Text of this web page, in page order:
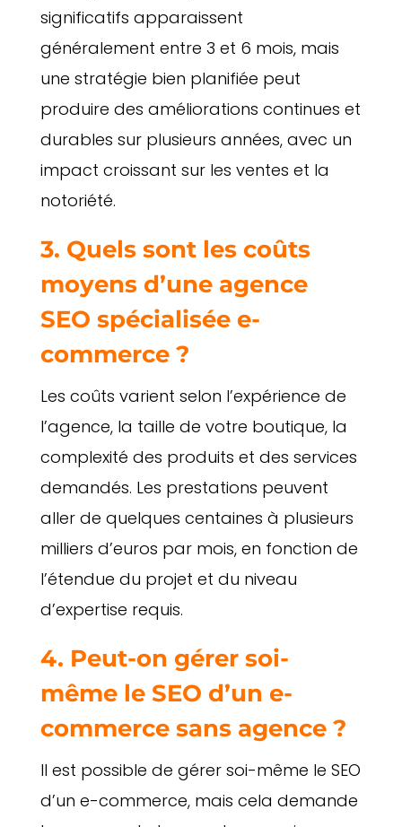
significatifs apparaissent
généralement entre 3 et 6 mois, mais
une stratégie bien planifiée peut
produire des améliorations continues et
durables sur plusieurs années, avec un
impact croissant sur les ventes et la
notoriété.
3. Quels sont les coûts
moyens d’une agence
SEO spécialisée e-
commerce ?
Les coûts varient selon l’expérience de
l’agence, la taille de votre boutique, la
complexité des produits et des services
demandés. Les prestations peuvent
aller de quelques centaines à plusieurs
milliers d’euros par mois, en fonction de
l’étendue du projet et du niveau
d’expertise requis.
4. Peut-on gérer soi-
même le SEO d’un e-
commerce sans agence ?
Il est possible de gérer soi-même le SEO
d’un e-commerce, mais cela demande